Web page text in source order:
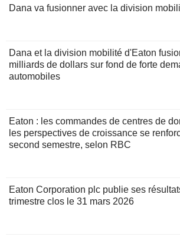
Dana va fusionner avec la division
Dana et la division mobilité d'Eaton
milliards de dollars sur fond de forte
automobiles
Eaton : les commandes de centres de
les perspectives de croissance se
second semestre, selon RBC
Eaton Corporation plc publie ses
trimestre clos le 31 mars 2026